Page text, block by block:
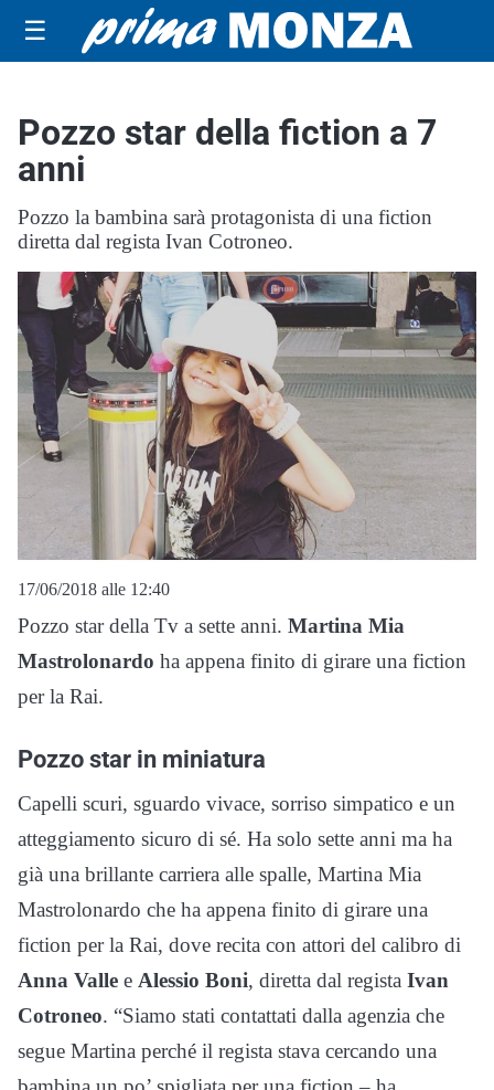
☰
Pozzo star della fiction a 7
anni
Pozzo la bambina sarà protagonista di una fiction
diretta dal regista Ivan Cotroneo.
17/06/2018 alle 12:40
Pozzo star della Tv a sette anni. Martina Mia
Mastrolonardo ha appena finito di girare una fiction
per la Rai.
Pozzo star in miniatura
Capelli scuri, sguardo vivace, sorriso simpatico e un
atteggiamento sicuro di sé. Ha solo sette anni ma ha
già una brillante carriera alle spalle, Martina Mia
Mastrolonardo che ha appena finito di girare una
fiction per la Rai, dove recita con attori del calibro di
Anna Valle e Alessio Boni, diretta dal regista Ivan
Cotroneo. “Siamo stati contattati dalla agenzia che
segue Martina perché il regista stava cercando una